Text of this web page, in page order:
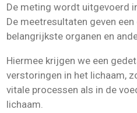
De meting wordt uitgevoerd
De meetresultaten geven
belangrijkste organen en
Hiermee krijgen we een
verstoringen in het lichaam,
vitale processen als in de
lichaam.